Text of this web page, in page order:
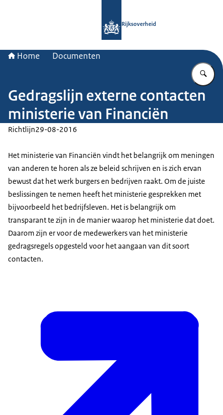
Rijksoverheid
Home Documenten
Gedragslijn externe contacten
ministerie van Financiën
Richtlijn29-08-2016
Het ministerie van Financiën vindt het belangrijk om meningen
van anderen te horen als ze beleid schrijven en is zich ervan
bewust dat het werk burgers en bedrijven raakt. Om de juiste
beslissingen te nemen heeft het ministerie gesprekken met
bijvoorbeeld het bedrijfsleven. Het is belangrijk om
transparant te zijn in de manier waarop het ministerie dat doet.
Daarom zijn er voor de medewerkers van het ministerie
gedragsregels opgesteld voor het aangaan van dit soort
contacten.